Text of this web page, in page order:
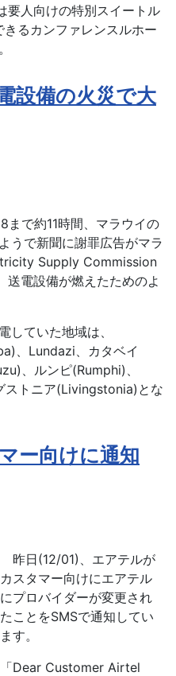
要人向けの特別スイートル
るカンファレンスルホー
設備の火災で大
で約11時間、マラウイの
うで新聞に謝罪広告がマラ
Supply Commission
電設備が燃えたためのよ
していた地域は、
、Lundazi、カタベイ
、ルンピ(Rumphi)、
ストニア(Livingstonia)とな
ー向けに通知
昨日(12/01)、エアテルが
カスタマー向けにエアテル
にプロバイダーが変更され
たことをSMSで通知してい
ます。
「Dear Customer Airtel